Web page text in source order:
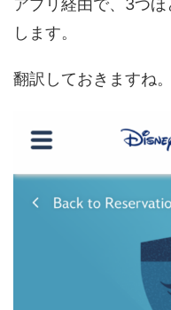
アプリ経由で、3つ
します。
翻訳しておきますね。